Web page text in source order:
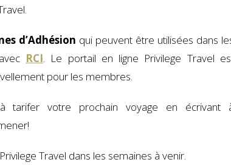
d’Adhésion qui peuvent être utilisées dans
RCI. Le portail en ligne Privilege Travel
pour les membres.
à tarifer votre prochain voyage en écrivant
Travel dans les semaines à venir.